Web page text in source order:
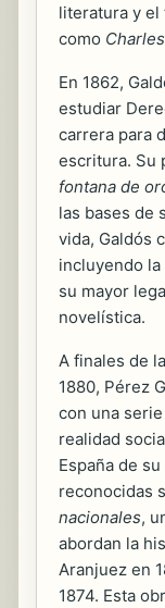
literatura y
como
En 1862,
estudiar
carrera para
escritura. Su
fontana de
las bases de
vida, Galdós
incluyendo
su mayor
novelística.
A finales de
1880, Pérez
con una
realidad
España de
reconocidas
nacionales,
abordan la
Aranjuez en
1874. Esta